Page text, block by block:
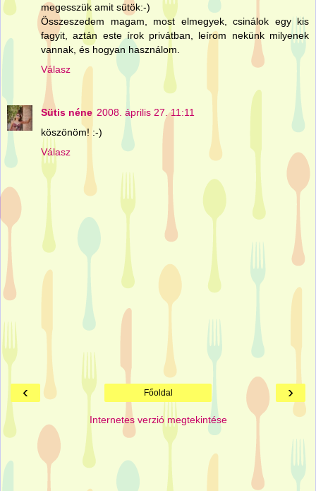
megesszük amit sütök:-)
Összeszedem magam, most elmegyek, csinálok egy kis
fagyit, aztán este írok privátban, leírom nekünk milyenek
vannak, és hogyan használom.
Válasz
Sütis néne 2008. április 27. 11:11
köszönöm! :-)
Válasz
‹ ›
Főoldal
Internetes verzió megtekintése